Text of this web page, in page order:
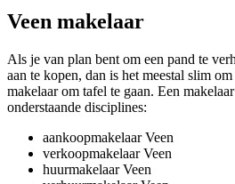
Veen makelaar
Als je van plan bent om een pand te
aan te kopen, dan is het meestal slim
makelaar om tafel te gaan. Een
onderstaande disciplines:
aankoopmakelaar Veen
verkoopmakelaar Veen
huurmakelaar Veen